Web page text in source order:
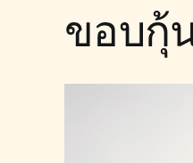
ขอบกุ้